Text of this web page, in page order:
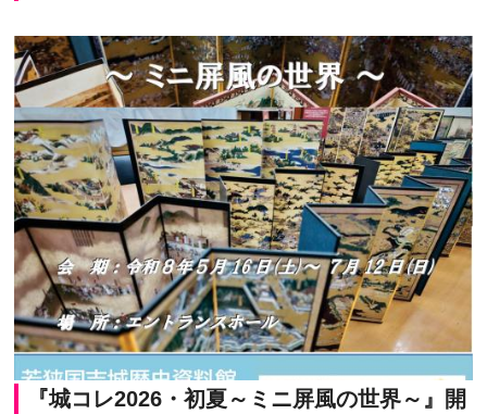
『城コレ2026・初夏～ミニ屏風の世界～』開